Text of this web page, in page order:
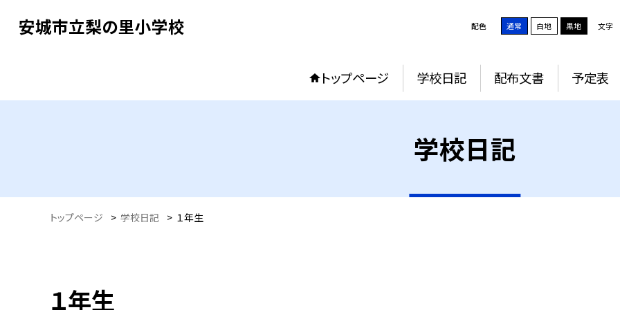
安城市立梨の里小学校 配色 通常 白地 黒地 文字
トップページ 学校日記 配布文書 予定表
学校日記
トップページ > 学校日記 > １年生
１年生